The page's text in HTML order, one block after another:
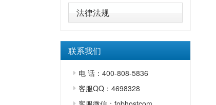
法律法规
联系我们
电 话：400-808-5836
客服QQ：4698328